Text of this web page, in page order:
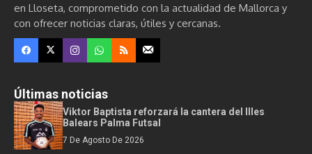
en Lloseta, comprometido con la actualidad de Mallorca y
con ofrecer noticias claras, útiles y cercanas.
Últimas noticias
Viktor Baptista reforzará la cantera del Illes
Balears Palma Futsal
7 De Agosto De 2026